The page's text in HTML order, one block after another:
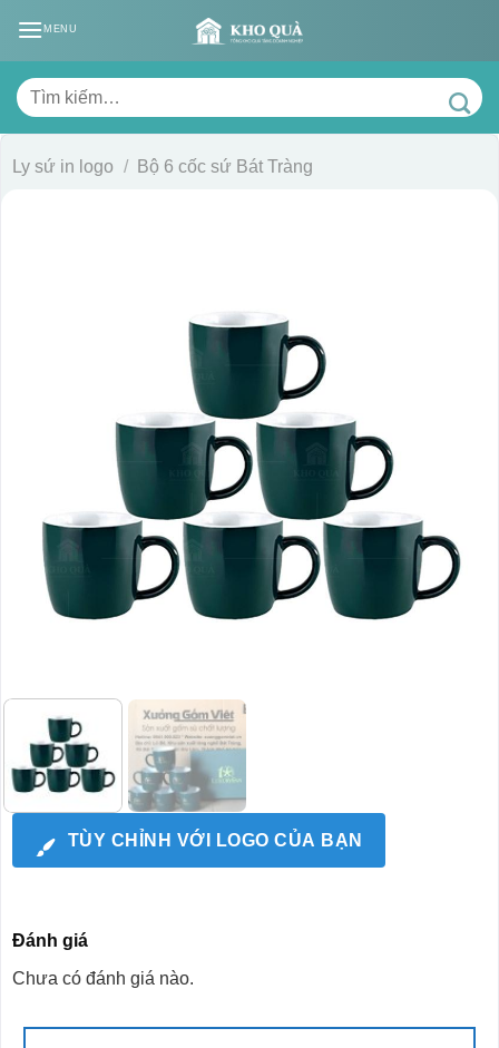
MENU
Tìm
kiếm:
Ly sứ in logo / Bộ 6 cốc sứ Bát Tràng
TÙY CHỈNH VỚI LOGO CỦA BẠN
Đánh giá
Chưa có đánh giá nào.